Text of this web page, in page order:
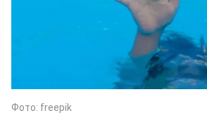
Фото: freepik